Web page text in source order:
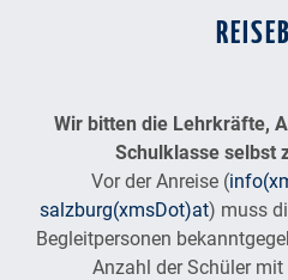
Wir bitten die Lehrkräfte,
Schulklasse selbst
Vor der Anreise (
salzburg(xmsDot)at) muss
Begleitpersonen
Anzahl der Schüler mit